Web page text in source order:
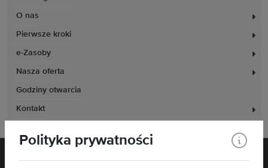
O nas
Pierwsze kroki
e-Zasoby
Nasza oferta
Godziny otwarcia
Kontakt
Polityka prywatności